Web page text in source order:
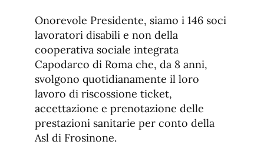
fuente
de
fuente.
Onorevole Presidente, siamo i 146 soci
lavoratori disabili e non della
cooperativa sociale integrata
Capodarco di Roma che, da 8 anni,
svolgono quotidianamente il loro
lavoro di riscossione ticket,
accettazione e prenotazione delle
prestazioni sanitarie per conto della
Asl di Frosinone.